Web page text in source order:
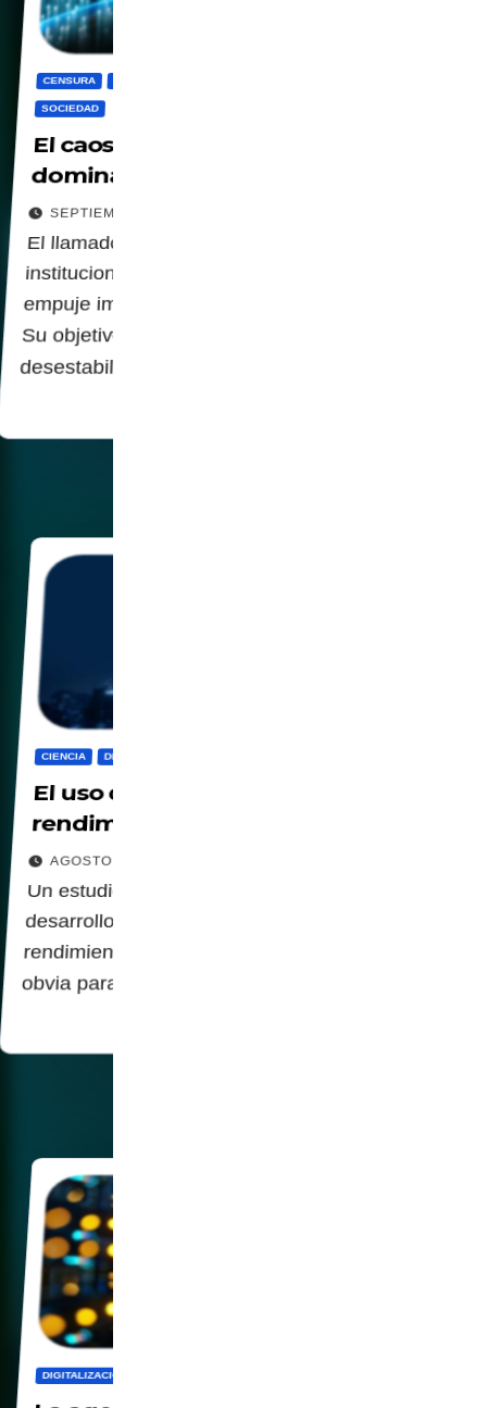
CENSURA
SOCIEDAD
El caos es útil para imponer la
dominación digital
SEPTIEMBRE 16, 2025
El llamado "progreso" que promueven estas
instituciones es una fachada que oculta un
empuje implacable hacia el totalitarismo digital.
Su objetivo es destruir el tejido cultural,
desestabilizar la sociedad y…
CIENCIA DIGITALIZACION
El uso de IA perjudica el
rendimiento
AGOSTO 13, 2025
Un estudio demostró que el uso de IA en
desarrollo de software en realidad perjudica el
rendimiento. Información que en realidad resulta
obvia para quienes no se dejan llevar por…
DIGITALIZACION